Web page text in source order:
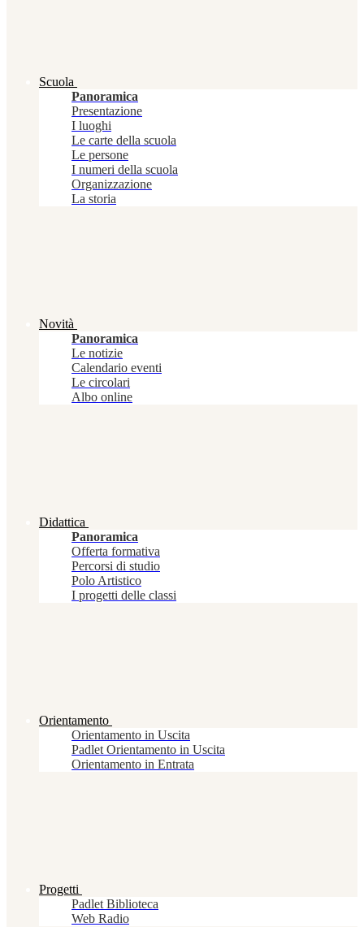
Scuola
Panoramica
Presentazione
I luoghi
Le carte della scuola
Le persone
I numeri della scuola
Organizzazione
La storia
Novità
Panoramica
Le notizie
Calendario eventi
Le circolari
Albo online
Didattica
Panoramica
Offerta formativa
Percorsi di studio
Polo Artistico
I progetti delle classi
Orientamento
Orientamento in Uscita
Padlet Orientamento in Uscita
Orientamento in Entrata
Progetti
Padlet Biblioteca
Web Radio